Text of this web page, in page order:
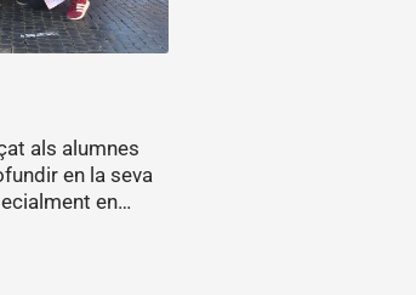
als alumnes
en la seva
en…